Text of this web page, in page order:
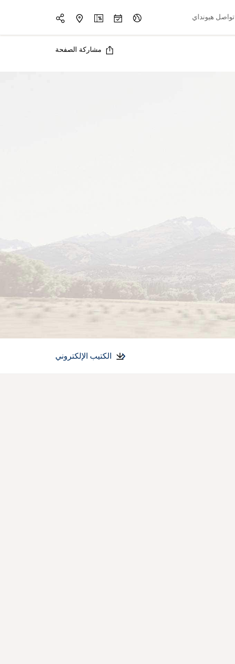
تواصل هيونداي
مشاركة الصفحة
الكتيب الإلكتروني